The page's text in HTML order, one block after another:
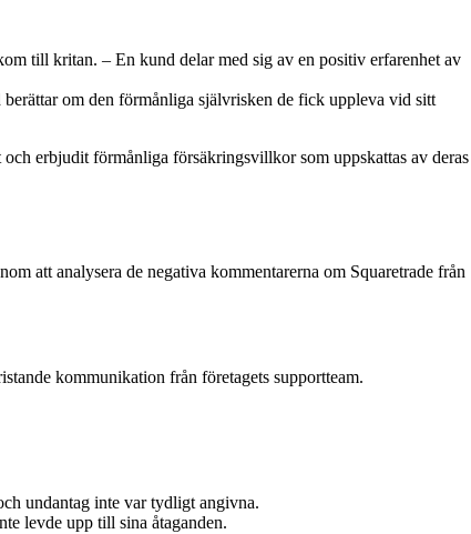
till kritan. – En kund delar med sig av en positiv erfarenhet av
om den förmånliga självrisken de fick uppleva vid sitt
erbjudit förmånliga försäkringsvillkor som uppskattas av deras
att analysera de negativa kommentarerna om Squaretrade från
kommunikation från företagets supportteam.
undantag inte var tydligt angivna.
levde upp till sina åtaganden.